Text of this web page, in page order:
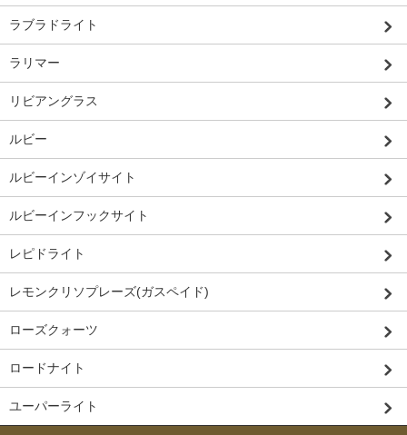
ラブラドライト
ラリマー
リビアングラス
ルビー
ルビーインゾイサイト
ルビーインフックサイト
レピドライト
レモンクリソプレーズ(ガスペイド)
ローズクォーツ
ロードナイト
ユーパーライト